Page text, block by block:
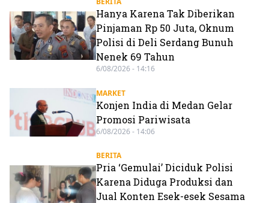
Hanya Karena Tak Diberikan
Pinjaman Rp 50 Juta, Oknum
Polisi di Deli Serdang Bunuh
Nenek 69 Tahun
6/08/2026 - 14:16
MARKET
Konjen India di Medan Gelar
Promosi Pariwisata
6/08/2026 - 14:06
BERITA
Pria ‘Gemulai’ Diciduk Polisi
Karena Diduga Produksi dan
Jual Konten Esek-esek Sesama